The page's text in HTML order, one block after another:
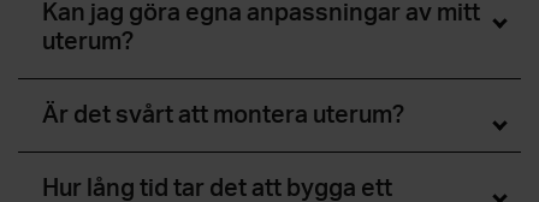
Kan jag göra egna anpassningar av mitt
uterum?
Är det svårt att montera uterum?
Hur lång tid tar det att bygga ett